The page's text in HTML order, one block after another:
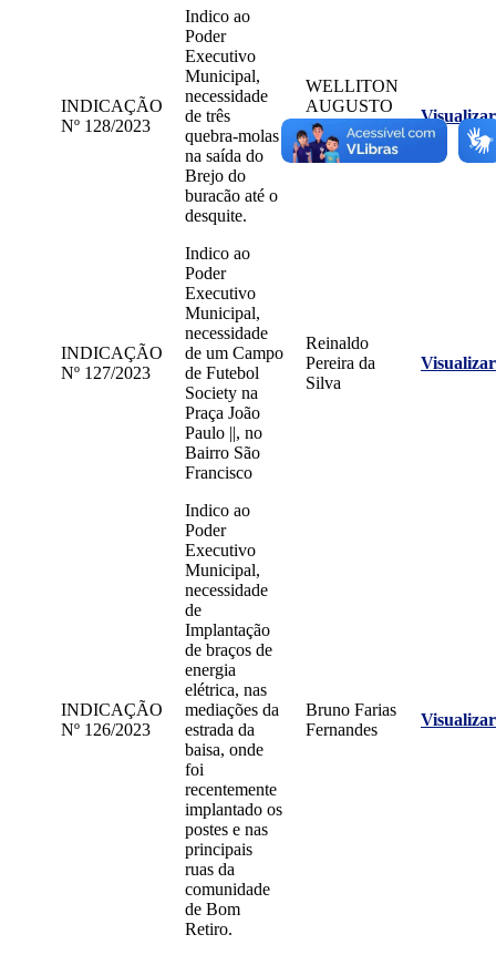
INDICAÇÃO
Nº 128/2023
Indico ao
Poder
Executivo
Municipal,
necessidade
de três
quebra-molas
na saída do
Brejo do
buracão até o
desquite.
WELLITON
AUGUSTO
PEREIRA
DE SOUZA
Visualizar
INDICAÇÃO
Nº 127/2023
Indico ao
Poder
Executivo
Municipal,
necessidade
de um Campo
de Futebol
Society na
Praça João
Paulo ||, no
Bairro São
Francisco
Reinaldo
Pereira da
Silva
Visualizar
INDICAÇÃO
Nº 126/2023
Indico ao
Poder
Executivo
Municipal,
necessidade
de
Implantação
de braços de
energia
elétrica, nas
mediações da
estrada da
baisa, onde
foi
recentemente
implantado os
postes e nas
principais
ruas da
comunidade
de Bom
Retiro.
Bruno Farias
Fernandes
Visualizar